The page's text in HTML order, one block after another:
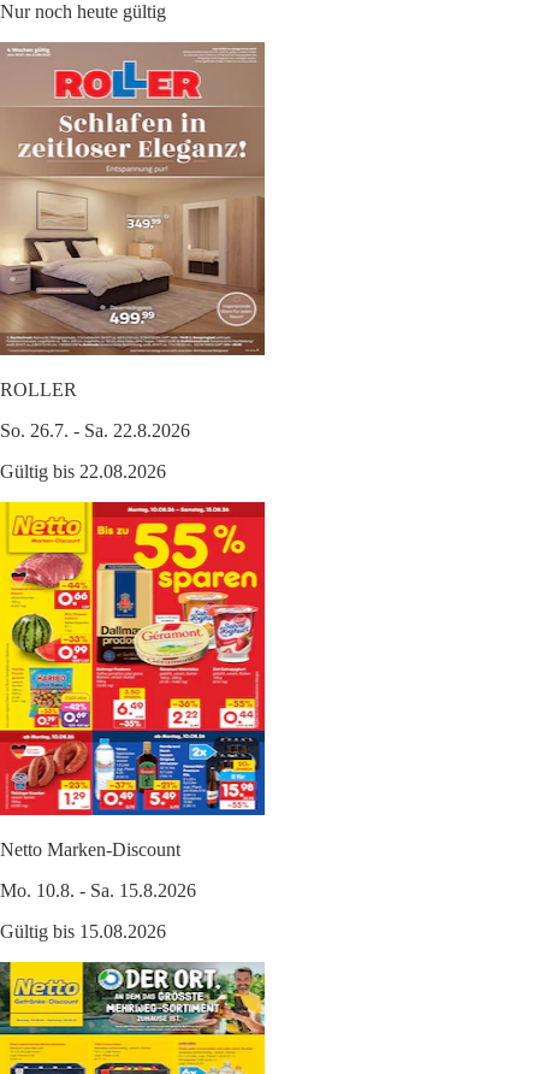
Nur noch heute gültig
ROLLER
So. 26.7. - Sa. 22.8.2026
Gültig bis 22.08.2026
Netto Marken-Discount
Mo. 10.8. - Sa. 15.8.2026
Gültig bis 15.08.2026